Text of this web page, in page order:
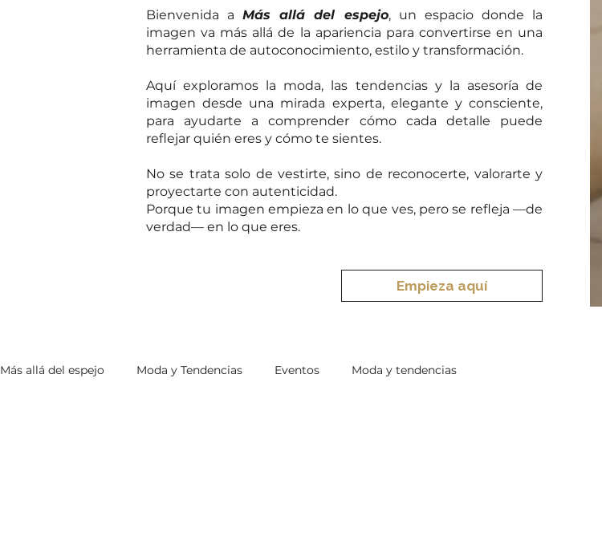
Bienvenida aMás allá del espejo, un espacio donde la
imagen va más allá de la apariencia para convertirse en una
herramienta de autoconocimiento, estilo y transformación.
Aquí exploramos la moda, las tendencias y la asesoría de
imagen desde una mirada experta, elegante y consciente,
para ayudarte a comprender cómo cada detalle puede
reflejar quién eres y cómo te sientes.
No se trata solo de vestirte, sino de reconocerte, valorarte y
proyectarte con autenticidad.
Porque tu imagen empieza en lo que ves, pero se refleja —de
verdad— en lo que eres.
Empieza aquí
Más allá del espejo Moda y Tendencias Eventos Moda y tendencias